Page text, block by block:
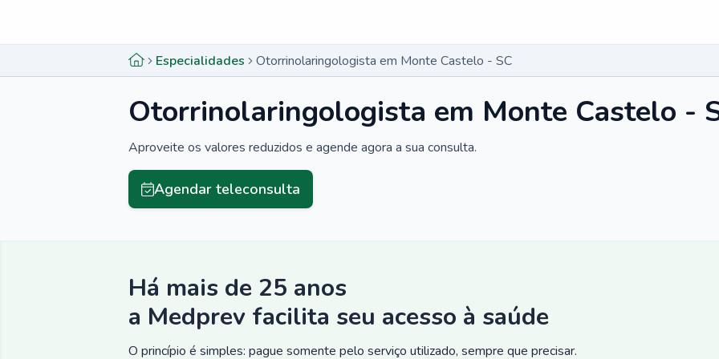
Especialidades Otorrinolaringologista em Monte Castelo - SC
Otorrinolaringologista em Monte Castelo -
Aproveite os valores reduzidos e agende agora a sua consulta.
Agendar teleconsulta
Há mais de 25 anos
a Medprev facilita seu acesso à saúde
O princípio é simples: pague somente pelo serviço utilizado, sempre que precisar.